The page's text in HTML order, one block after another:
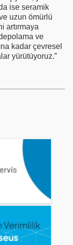
ise seramik
uzun ömürlü
artırmaya
ve
kadar çevresel
yürütüyoruz.”